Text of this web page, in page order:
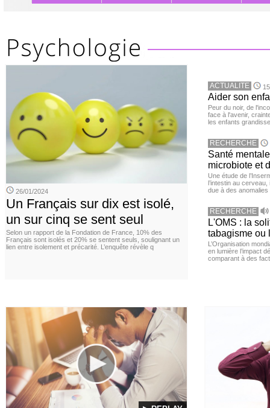
26/01/2024
Un Français sur dix est isolé,
un sur cinq se sent seul
Selon un rapport de la Fondation de France, 10% des
Français sont isolés et 20% se sentent seuls, soulignant un
lien entre isolement et précarité. L’enquête révèle q
ACTUALITE
Aider son
Peur du noir, de
face à l'avenir,
les enfants
RECHERCHE
Santé
microbiote et
Une étude de
l’intestin au
due à des
RECHERCHE
L'OMS : la
tabagisme ou
L’Organisation
en lumière l’impact
comparant à des